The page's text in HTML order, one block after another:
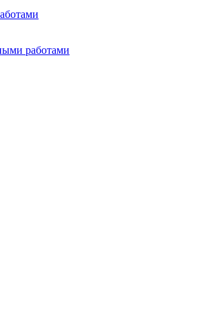
работами